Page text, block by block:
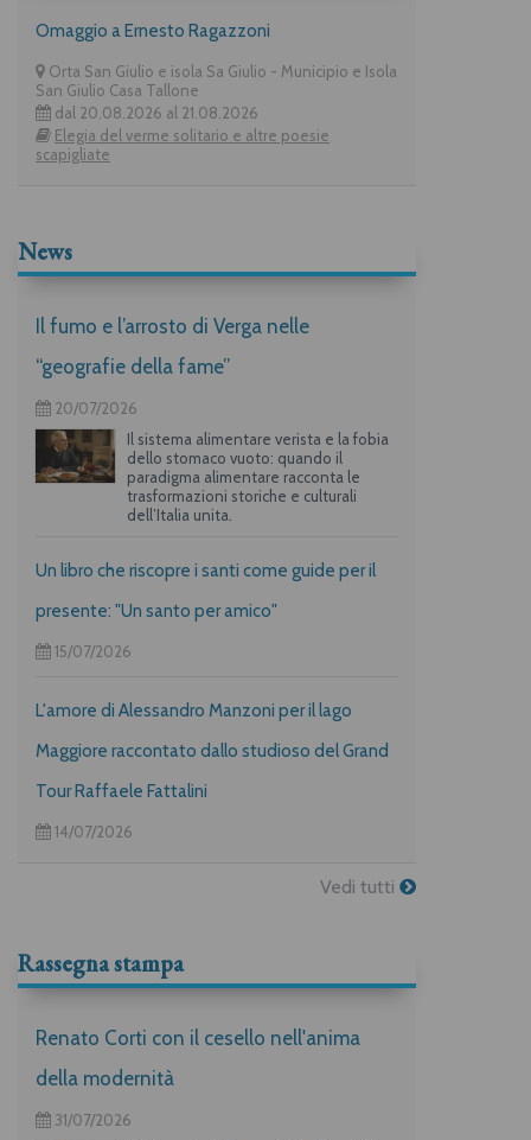
Omaggio a Ernesto Ragazzoni
Orta San Giulio e isola Sa Giulio - Municipio e Isola
San Giulio Casa Tallone
dal 20.08.2026 al 21.08.2026
Elegia del verme solitario e altre poesie
scapigliate
News
Il fumo e l’arrosto di Verga nelle
“geografie della fame”
20/07/2026
Il sistema alimentare verista e la fobia
dello stomaco vuoto: quando il
paradigma alimentare racconta le
trasformazioni storiche e culturali
dell’Italia unita.
Un libro che riscopre i santi come guide per il
presente: "Un santo per amico"
15/07/2026
L'amore di Alessandro Manzoni per il lago
Maggiore raccontato dallo studioso del Grand
Tour Raffaele Fattalini
14/07/2026
Vedi tutti
Rassegna stampa
Renato Corti con il cesello nell'anima
della modernità
31/07/2026